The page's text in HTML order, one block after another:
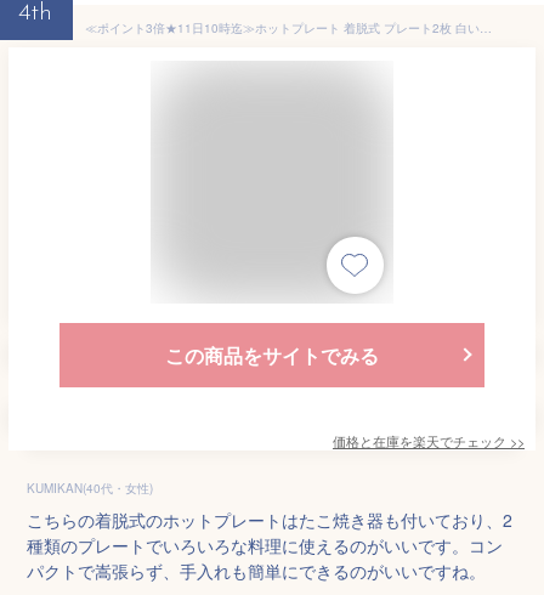
4th
≪ポイント3倍★11日10時迄≫ホットプレート 着脱式 プレート2枚 白いホットプレート PHP-C24Wホットプレート 焼き肉 焼肉 タコ焼き器 たこ焼き器 タコ焼き たこ焼き おしゃれ かわいい アイリスオーヤマ ピンク グレー ブルー 一人用
この商品をサイトでみる
価格と在庫を楽天でチェック >>
KUMIKAN(40代・女性)
こちらの着脱式のホットプレートはたこ焼き器も付いており、2
種類のプレートでいろいろな料理に使えるのがいいです。コン
パクトで嵩張らず、手入れも簡単にできるのがいいですね。